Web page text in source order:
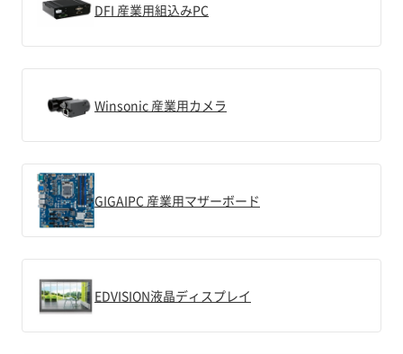
DFI 産業用組込みPC
Winsonic 産業用カメラ
GIGAIPC 産業用マザーボード
EDVISION液晶ディスプレイ